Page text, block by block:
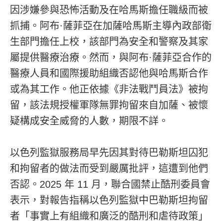
因涉嫌參與恐怖活動及在哈馬斯擔任職級而被
抓捕。阿布·薩菲亞在加薩哈馬斯主導內政部衛
生部門擔任上校，該部門為安全和警察及其家
屬提供醫療治療。然而，與阿布·薩菲亞合作的
醫療人員和國際援助組織否認他與哈馬斯合作
或為其工作。他正依據《非法戰鬥員法》被拘
留，該法規授權軍隊無罪拘留來自加薩、被懷
疑構成安全威脅的人數，期限不詳。
以色列監獄服務局早先因其對待巴勒斯坦囚犯
和拘留者的做法而受到嚴厲批評，這遭到他們
否認。2025 年 11 月，聯合國禁止酷刑委員會
表示，對報告指稱以色列監獄中巴勒斯坦拘留
者「事實上有組織和廣泛的酷刑和虐待政策」